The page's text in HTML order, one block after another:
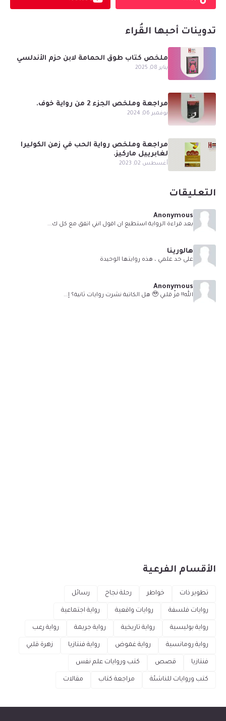
تدوينات أحبها القُراء
ملخص كتاب طوق الحمامة لابن حزم الأندلسي
يناير 08, 2025
مراجعة وملخص الجزء 2 من رواية خوف.
نوفمبر 06, 2024
مراجعة وملخص رواية الحب في زمن الكوليرا
لغابرييل ماركيز.
أغسطس 02, 2023
التعليقات
Anonymous
بعد قراءة الرواية استطيع ان اقول انني اتفق مع كل ك...
هالورينا
على حد علمي ، هذه روايتها الوحيدة
Anonymous
الله!! فزّ قلبي 🥹 هل الكاتبة نشرت روايات ثانية؟ إ...
الأقسام الفرعية
تطوير ذات خواطر رحلة نجاح رسائل
روايات فلسفة روايات واقعية رواية اجتماعية
رواية بوليسية رواية تاريخية رواية جريمة رواية رعب
رواية رومانسية رواية غموض رواية فنتازيا زهرة قلبي
فنتازيا قصص كتب وروايات علم نفس
كتب وروايات للناشئة مراجعة كتاب مقالات